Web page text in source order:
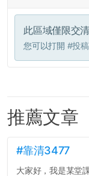
此區域僅限交
您可以打開 #投
推薦文章
#靠清3477
大家好，我是某堂